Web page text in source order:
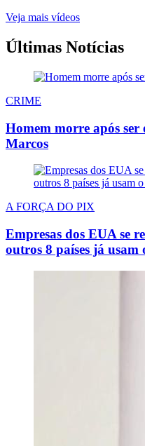
Veja mais vídeos
Últimas Notícias
CRIME
Homem morre após ser
Marcos
A FORÇA DO PIX
Empresas dos EUA se
outros 8 países já usam